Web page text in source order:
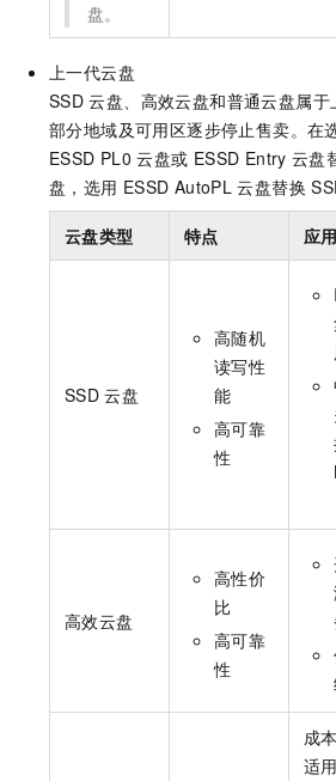
盘。
上一代云盘
SSD 云盘、高效云盘和普通云盘属
部分地域及可用区逐步停止售卖。在
ESSD PL0 云盘或 ESSD Entry 云盘
盘，选用 ESSD AutoPL 云盘替换
云盘类型 特点 应
SSD 云盘
高随机
读写性
能
高可靠
性
高效云盘
高性价
比
高可靠
性
成
适